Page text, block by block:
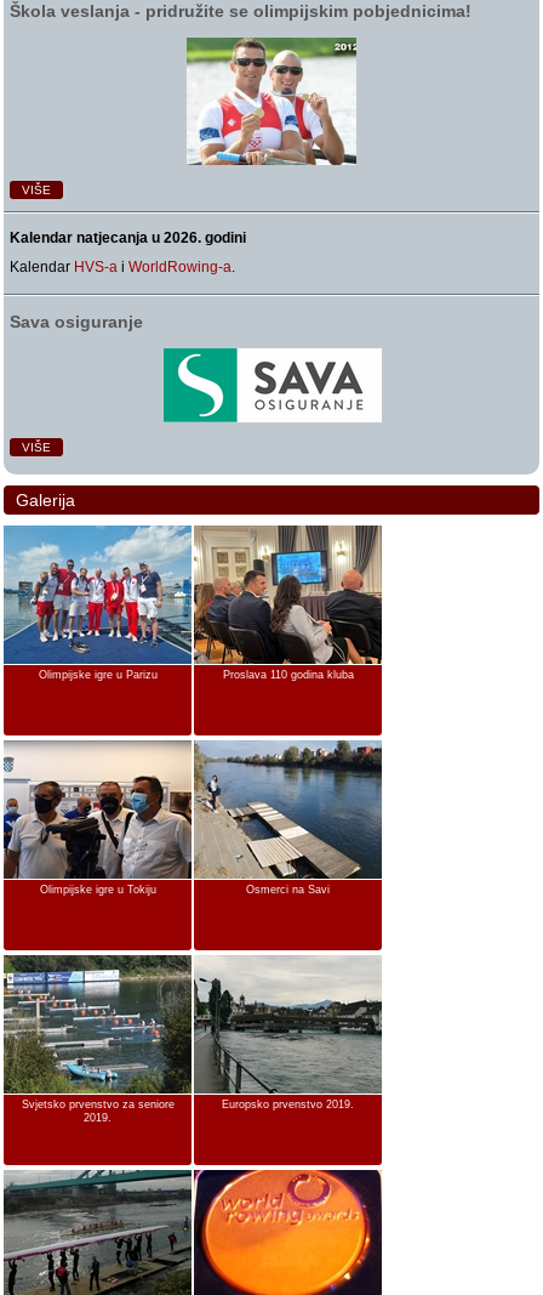
Škola veslanja ‑ pridružite se olimpijskim pobjednicima!
VIŠE
Kalendar natjecanja u 2026. godini
Kalendar HVS-a iWorldRowing-a.
Sava osiguranje
VIŠE
Galerija
Olimpijske igre u Parizu Proslava 110 godina kluba
Olimpijske igre u Tokiju Osmerci na Savi
Svjetsko prvenstvo za seniore
2019.
Europsko prvenstvo 2019.